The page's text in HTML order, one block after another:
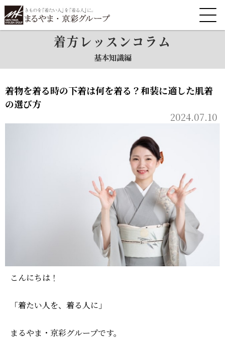
着方レッスンコラム
基本知識編
着物を着る時の下着は何を着る？和装に適した肌着
の選び方
2024.07.10
こんにちは！
「着たい人を、着る人に」
まるやま・京彩グループです。